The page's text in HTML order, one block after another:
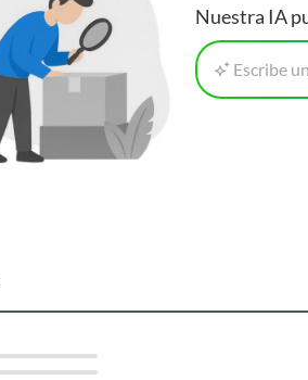
FUSSONuestra IA
Escribe